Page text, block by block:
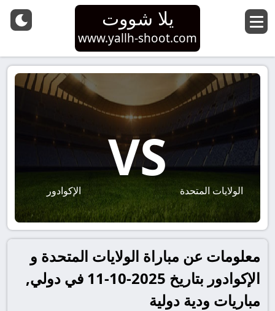
يلا شووت
www.yallh-shoot.com
الولايات المتحدة
VS
الإكوادور
معلومات عن مباراة الولايات المتحدة و
الإكوادور بتاريخ 2025-10-11 في دولي,
مباريات ودية دولية